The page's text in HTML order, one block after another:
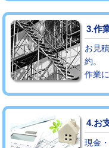
3.作
お見
約。
作業
4.お
現金